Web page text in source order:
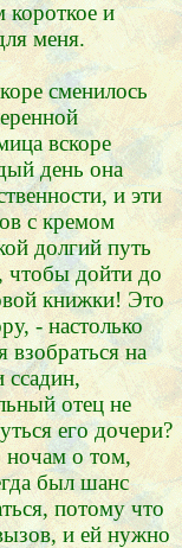
короткое и
меня.
сменилось
вскоре
день она
и эти
с кремом
долгий путь
чтобы дойти до
книжки! Это
- настолько
взобраться на
ссадин,
отец не
его дочери?
ночам о том,
был шанс
потому что
и ей нужно